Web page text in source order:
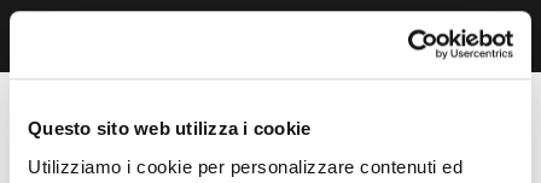
Questo sito web utilizza i cookie
Utilizziamo i cookie per personalizzare contenuti ed